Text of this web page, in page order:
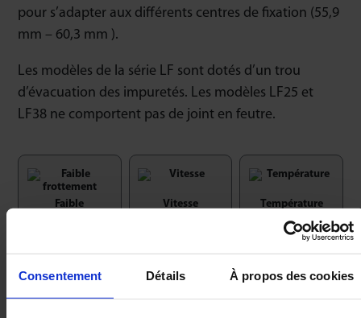
Consentement Détails À propos des cookies
pour s’adapter aux différents centres de fixation (55,9
mm – 60,3 mm ).
Les modèles de la série LF sont dotés d’un trou
d’évacuation des impuretés. Les modèles LF25 et
LF38 ne comportent pas de joint en feutre.
Faible
Vitesse
Température